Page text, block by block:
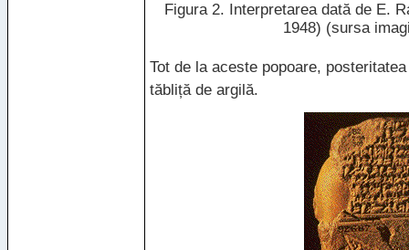
Figura 2. Interpretarea dată de E.
1948) (sursa
Tot de la aceste popoare,
tăbliță de argilă.